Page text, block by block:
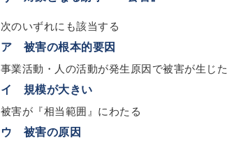
次のいずれにも該当する
ア 被害の根本的要因
事業活動・人の活動が発生原因で被害が生じた
イ 規模が大きい
被害が『相当範囲』にわたる
ウ 被害の原因